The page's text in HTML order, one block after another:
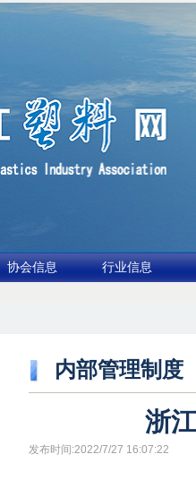
协会信息 行业信息
内部管理制度
浙
发布时间:2022/7/27 16:07:22